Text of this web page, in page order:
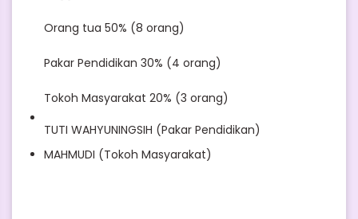
Orang tua 50% (8 orang)
Pakar Pendidikan 30% (4 orang)
Tokoh Masyarakat 20% (3 orang)
TUTI WAHYUNINGSIH (Pakar Pendidikan)
MAHMUDI (Tokoh Masyarakat)